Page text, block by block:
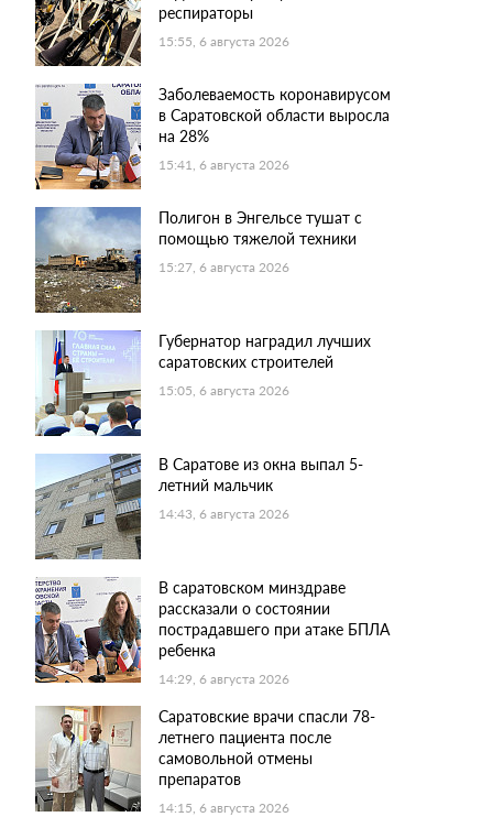
респираторы
15:55, 6 августа 2026
Заболеваемость коронавирусом
в Саратовской области выросла
на 28%
15:41, 6 августа 2026
Полигон в Энгельсе тушат с
помощью тяжелой техники
15:27, 6 августа 2026
Губернатор наградил лучших
саратовских строителей
15:05, 6 августа 2026
В Саратове из окна выпал 5-
летний мальчик
14:43, 6 августа 2026
В саратовском минздраве
рассказали о состоянии
пострадавшего при атаке БПЛА
ребенка
14:29, 6 августа 2026
Саратовские врачи спасли 78-
летнего пациента после
самовольной отмены
препаратов
14:15, 6 августа 2026